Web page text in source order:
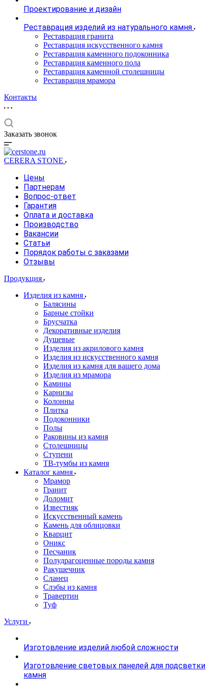
Проектирование и дизайн
Реставрация изделий из натурального камня
Реставрация гранита
Реставрация искусственного камня
Реставрация каменного подоконника
Реставрация каменного пола
Реставрация каменной столешницы
Реставрация мрамора
Контакты
Заказать звонок
CERERA STONE
Цены
Партнерам
Вопрос-ответ
Гарантия
Оплата и доставка
Производство
Вакансии
Статьи
Порядок работы с заказами
Отзывы
Продукция
Изделия из камня
Балясины
Барные стойки
Брусчатка
Декоративные изделия
Душевые
Изделия из акрилового камня
Изделия из искусственного камня
Изделия из камня для вашего дома
Изделия из мрамора
Камины
Карнизы
Колонны
Плитка
Подоконники
Полы
Раковины из камня
Столешницы
Ступени
ТВ-тумбы из камня
Каталог камня
Мрамор
Гранит
Доломит
Известняк
Искусственный камень
Камень для облицовки
Кварцит
Оникс
Песчаник
Полудрагоценные породы камня
Ракушечник
Сланец
Слэбы из камня
Травертин
Туф
Услуги
Изготовление изделий любой сложности
Изготовление световых панелей для подсветки
камня